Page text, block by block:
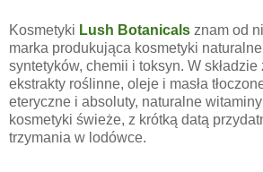
Kosmetyki Lush Botanicals znam od
marka produkująca kosmetyki
syntetyków, chemii i toksyn. W
ekstrakty roślinne, oleje i masła
eteryczne i absoluty, naturalne witaminy
kosmetyki świeże, z krótką datą
trzymania w lodówce.